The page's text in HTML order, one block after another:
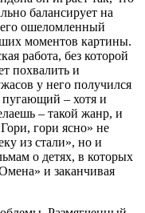
балансирует на
ошеломленный
моментов картины.
работа, без которой
похвалить и
у него получился
– хотя и
– такой жанр, и
гори ясно» не
из стали», но и
о детях, в которых
и заканчивая